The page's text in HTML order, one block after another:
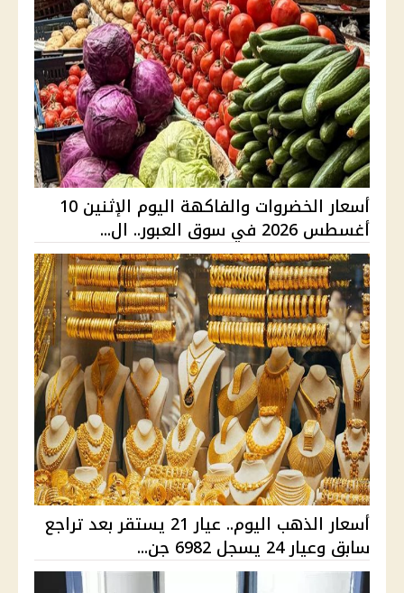
أسعار الخضروات والفاكهة اليوم الإثنين 10
أغسطس 2026 في سوق العبور.. ال...
أسعار الذهب اليوم.. عيار 21 يستقر بعد تراجع
سابق وعيار 24 يسجل 6982 جن...